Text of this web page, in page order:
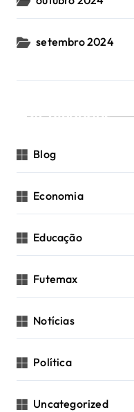
setembro 2024
Categorias
Blog
Economia
Educação
Futemax
Notícias
Política
Uncategorized